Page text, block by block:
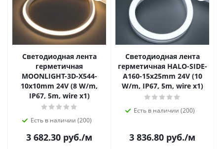
Светодиодная лента
герметичная
MOONLIGHT-3D-X544-
10x10mm 24V (8 W/m,
IP67, 5m, wire x1)
Есть в наличии (200)
3 682.30 руб./м
Светодиодная лента
герметичная HALO-SIDE-
A160-15x25mm 24V (10
W/m, IP67, 5m, wire x1)
Есть в наличии (200)
3 836.80 руб./м